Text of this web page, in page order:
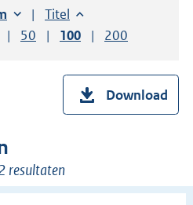
op:
oplopendSorteer op:
Titel oplopend
per pagina
resultaten per pagina
Toon
50 resultaten per pagina
Toon
100 resultaten per
Toon
200
Download
resultaten